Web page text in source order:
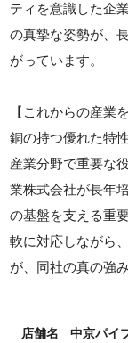
ティを意識した企
の真摯な姿勢が、
がっています。
【これからの産業
銅の持つ優れた特
産業分野で重要な
業株式会社が長年
の基盤を支える重
軟に対応しながら
が、同社の真の強
店舗名 中京パイ